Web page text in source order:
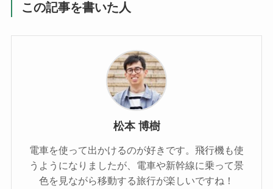
この記事を書いた人
松本 博樹
電車を使って出かけるのが好きです。飛行機も使
うようになりましたが、電車や新幹線に乗って景
色を見ながら移動する旅行が楽しいですね！